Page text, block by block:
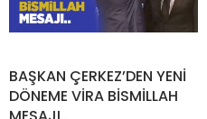
BAŞKAN ÇERKEZ’DEN YENİ
DÖNEME VİRA BİSMİLLAH